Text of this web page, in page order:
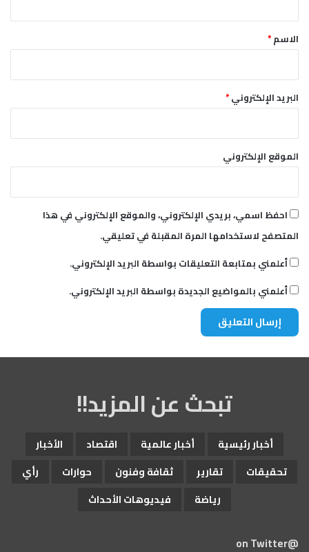
ف
ر
ي
ي
ا
*الاسم*
البريد الإلكتروني*
الموقع الإلكتروني
احفظ اسمي، بريدي الإلكتروني، والموقع الإلكتروني في هذا
المتصفح لاستخدامها المرة المقبلة في تعليقي.
أعلمني بمتابعة التعليقات بواسطة البريد الإلكتروني.
أعلمني بالمواضيع الجديدة بواسطة البريد الإلكتروني.
تبحث عن المزيد!!
أخبار رئيسية أخبار عالمية اقتصاد
الأخبار
تحقيقات
تقارير ثقافة وفنون حوارات
رأي
رياضة
فيديوهات الأحداث
@on Twitter